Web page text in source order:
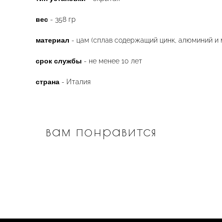
вес - 358 гр
материал - цам (сплав содержащий цинк, алюминий и
срок службы - не менее 10 лет
страна - Италия
вам понравится